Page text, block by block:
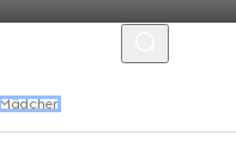
Mädchen